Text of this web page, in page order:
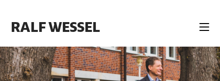
RALF WESSEL